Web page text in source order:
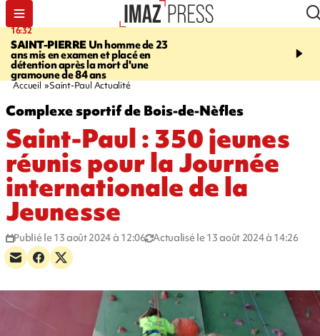
16:32
SAINT-PIERREUn homme de 23
ans mis en examen et placé en
détention après la mort d'une
gramoune de 84 ans
21:08
et Turquie scellent un
Accueil Saint-Paul Actualité
Complexe sportif de Bois-de-Nèfles
Saint-Paul : 350 jeunes
réunis pour la Journée
internationale de la
Jeunesse
Publié le 13 août 2024 à 12:06 Actualisé le 13 août 2024 à 14:26